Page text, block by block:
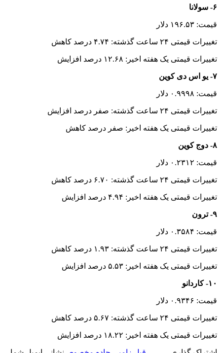
۶- سولانا
قیمت: ۱۹۶.۵۳ دلار
تغییرات قیمتی ۲۴ ساعت گذشته: ۴.۷۴ درصد کاهش
تغییرات قیمتی یک هفته اخیر: ۱۲.۶۸ درصد افزایش
۷- یو اس دی کوین
قیمت: ۰.۹۹۹۸ دلار
تغییرات قیمتی ۲۴ ساعت گذشته: صفر درصد افزایش
تغییرات قیمتی یک هفته اخیر: صفر درصد کاهش
۸- دوج کوین
قیمت: ۰.۲۳۱۲ دلار
تغییرات قیمتی ۲۴ ساعت گذشته: ۶.۷۰ درصد کاهش
تغییرات قیمتی یک هفته اخیر: ۴.۹۴ درصد افزایش
۹- ترون
قیمت: ۰.۳۵۸۴ دلار
تغییرات قیمتی ۲۴ ساعت گذشته: ۱.۹۳ درصد کاهش
تغییرات قیمتی یک هفته اخیر: ۵.۵۳ درصد افزایش
۱۰- کاردانو
قیمت: ۰.۹۳۴۶ دلار
تغییرات قیمتی ۲۴ ساعت گذشته: ۵.۶۷ درصد کاهش
تغییرات قیمتی یک هفته اخیر: ۱۸.۲۲ درصد افزایش